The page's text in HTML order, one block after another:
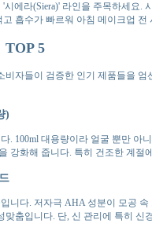
에라(Siera)' 라인을 주목하세요
흡수가 빠르워 아침 메이크업 전
TOP 5
자들이 검증한 인기 제품들을
)
. 100ml 대용량이라 얼굴 뿐만
강화해 줍니다. 특히 건조한 계
니다. 저자극 AHA 성분이 모공
춤입니다. 단, 신 관리에 특히 신